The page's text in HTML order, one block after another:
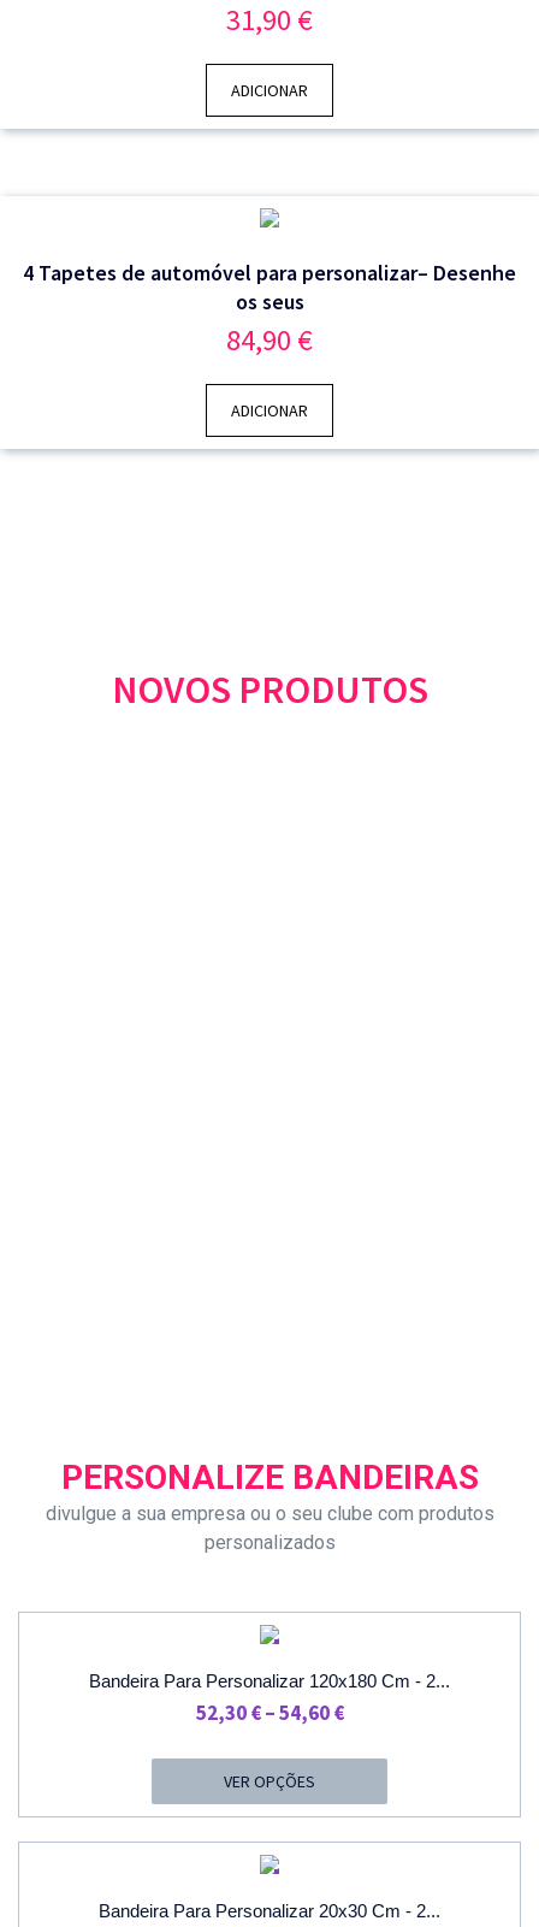
31,90 €
ADICIONAR
4 Tapetes de automóvel para personalizar– Desenhe
os seus
84,90 €
ADICIONAR
NOVOS PRODUTOS
PERSONALIZE BANDEIRAS
divulgue a sua empresa ou o seu clube com produtos
personalizados
Bandeira Para Personalizar 120x180 Cm - 2...
52,30€ –54,60€Price
Through
54,60 €
VER OPÇÕES
Bandeira Para Personalizar 20x30 Cm - 2...